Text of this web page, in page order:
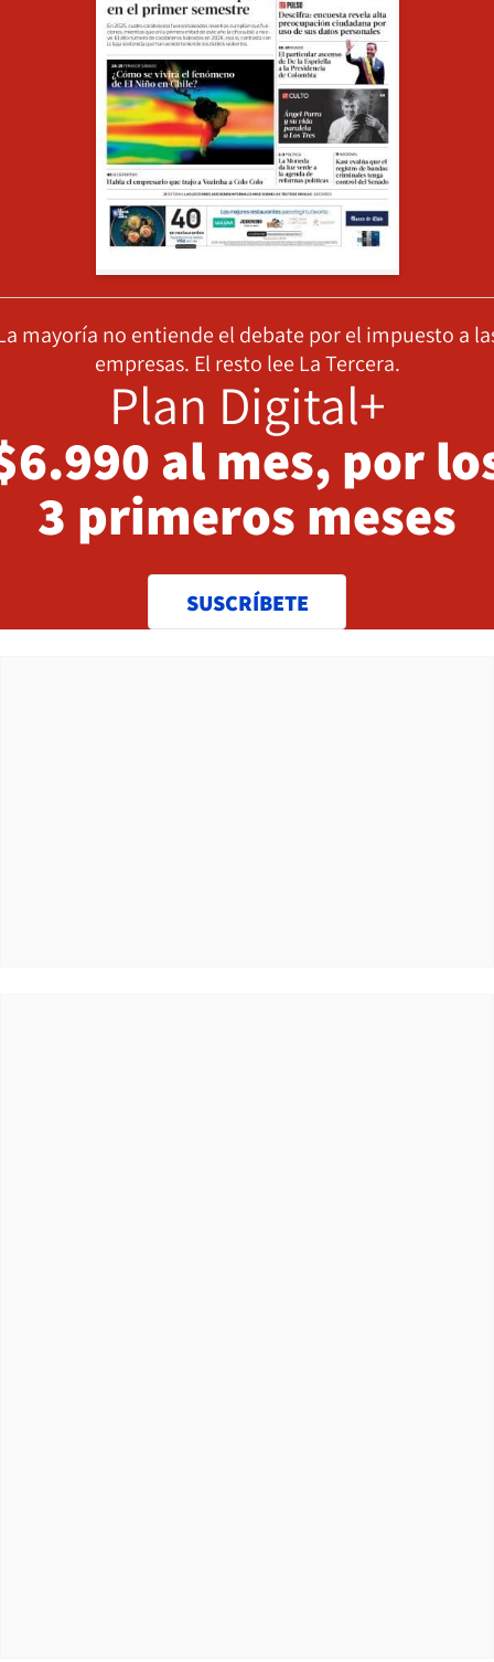
mayoría no entiende el debate por el impuesto a
empresas. El resto lee La Tercera.
Plan Digital+
al mes, por
3 primeros meses
SUSCRÍBETE